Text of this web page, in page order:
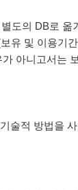
도의 DB로 옮
유 및 이용기
아니고서는
술적 방법을